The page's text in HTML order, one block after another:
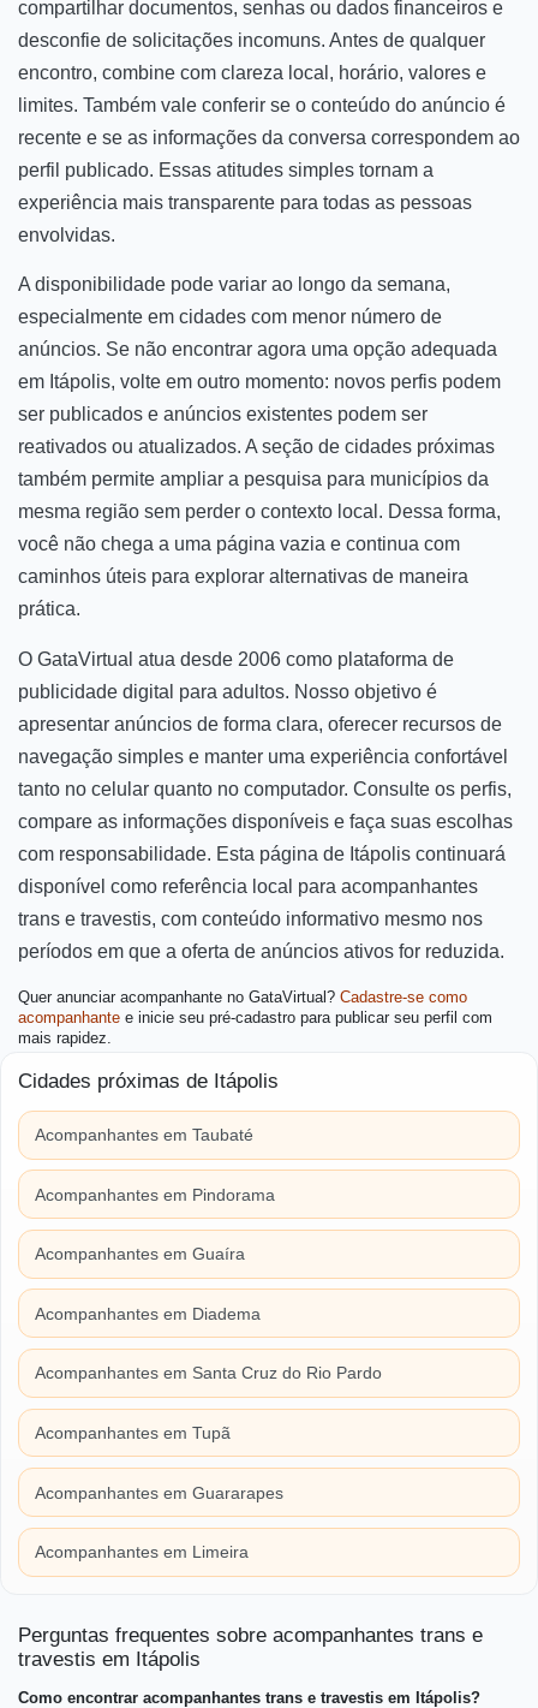
compartilhar documentos, senhas ou dados financeiros e
desconfie de solicitações incomuns. Antes de qualquer
encontro, combine com clareza local, horário, valores e
limites. Também vale conferir se o conteúdo do anúncio é
recente e se as informações da conversa correspondem ao
perfil publicado. Essas atitudes simples tornam a
experiência mais transparente para todas as pessoas
envolvidas.
A disponibilidade pode variar ao longo da semana,
especialmente em cidades com menor número de
anúncios. Se não encontrar agora uma opção adequada
em Itápolis, volte em outro momento: novos perfis podem
ser publicados e anúncios existentes podem ser
reativados ou atualizados. A seção de cidades próximas
também permite ampliar a pesquisa para municípios da
mesma região sem perder o contexto local. Dessa forma,
você não chega a uma página vazia e continua com
caminhos úteis para explorar alternativas de maneira
prática.
O GataVirtual atua desde 2006 como plataforma de
publicidade digital para adultos. Nosso objetivo é
apresentar anúncios de forma clara, oferecer recursos de
navegação simples e manter uma experiência confortável
tanto no celular quanto no computador. Consulte os perfis,
compare as informações disponíveis e faça suas escolhas
com responsabilidade. Esta página de Itápolis continuará
disponível como referência local para acompanhantes
trans e travestis, com conteúdo informativo mesmo nos
períodos em que a oferta de anúncios ativos for reduzida.
Quer anunciar acompanhante no GataVirtual? Cadastre-se como
acompanhante e inicie seu pré-cadastro para publicar seu perfil com
mais rapidez.
Cidades próximas de Itápolis
Acompanhantes em Taubaté
Acompanhantes em Pindorama
Acompanhantes em Guaíra
Acompanhantes em Diadema
Acompanhantes em Santa Cruz do Rio Pardo
Acompanhantes em Tupã
Acompanhantes em Guararapes
Acompanhantes em Limeira
Perguntas frequentes sobre acompanhantes trans e
travestis em Itápolis
Como encontrar acompanhantes trans e travestis em Itápolis?